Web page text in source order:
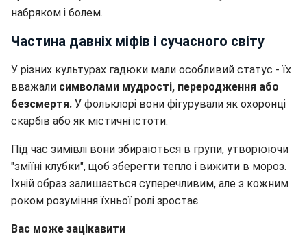
набряком і болем.
Частина давніх міфів і сучасного світу
У різних культурах гадюки мали особливий статус - їх
вважали символами мудрості, переродження або
безсмертя. У фольклорі вони фігурували як охоронці
скарбів або як містичні істоти.
Під час зимівлі вони збираються в групи, утворюючи
"зміїні клубки", щоб зберегти тепло і вижити в мороз.
Їхній образ залишається суперечливим, але з кожним
роком розуміння їхньої ролі зростає.
Вас може зацікавити